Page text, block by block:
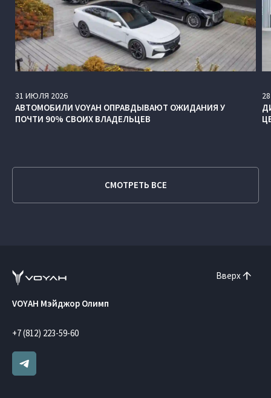
31 ИЮЛЯ 2026
АВТОМОБИЛИ VOYAH ОПРАВДЫВАЮТ ОЖИДАНИЯ У
ПОЧТИ 90% СВОИХ ВЛАДЕЛЬЦЕВ
28
СМОТРЕТЬ ВСЕ
Вверх
VOYAH Мэйджор Олимп
+7 (812) 223-59-60